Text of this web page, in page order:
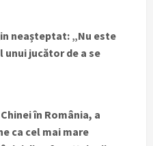
neașteptat: „Nu este
unui jucător de a se
în România, a
ca cel mai mare